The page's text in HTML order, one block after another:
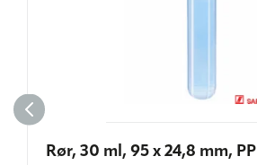
Rør, 30 ml, 95 x 24,8 mm, PP